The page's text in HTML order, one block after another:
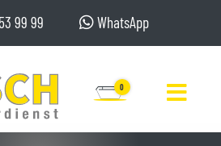
99 99 WhatsApp
0